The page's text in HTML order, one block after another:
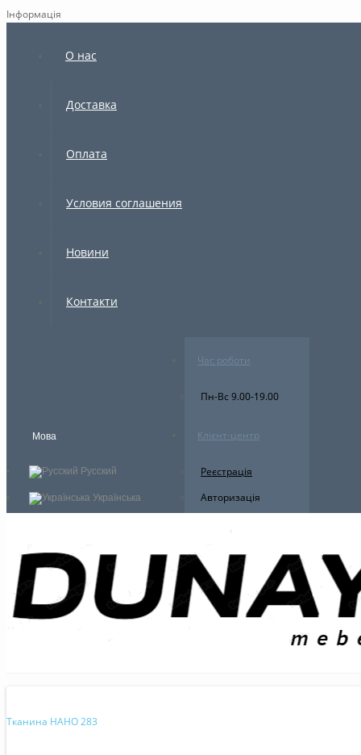
Інформація ×
О нас
Доставка
Оплата
Условия соглашения
Новини
Контакти
Мова
Русский
Українська
Час роботи
Пн-Вс 9.00-19.00
Клієнт-центр
Реєстрація
Авторизація
Тканина НАНО 283